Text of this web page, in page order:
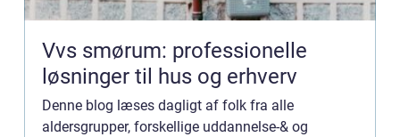
Vvs smørum: professionelle
løsninger til hus og erhverv
Denne blog læses dagligt af folk fra alle
aldersgrupper, forskellige uddannelse-& og